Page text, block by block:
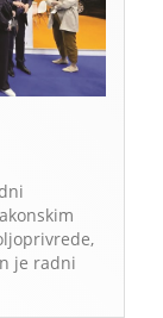
je radni